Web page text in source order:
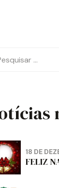
18 DE
FELIZ